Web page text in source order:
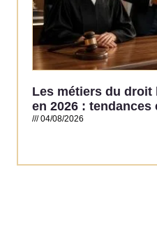
Les métiers du droit
en 2026 :
04/08/2026